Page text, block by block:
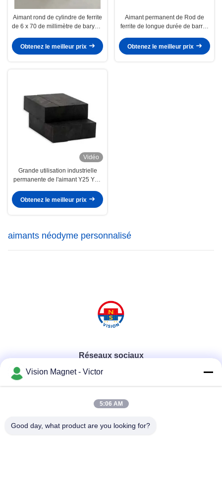
Aimant rond de cylindre de ferrite
de 6 x 70 de millimètre de baryum
Obtenez le meilleur prix
Aimant permanent de Rod de
ferrite de longue durée de barres
de soudure
Obtenez le meilleur prix
Vidéo
Grande utilisation industrielle
permanente de l'aimant Y25 Y30
rare
Obtenez le meilleur prix
aimants néodyme personnalisé
Réseaux sociaux
Contactez rapidement
Vision Magnet - Victor
5:06 AM
Good day, what product are you looking for?